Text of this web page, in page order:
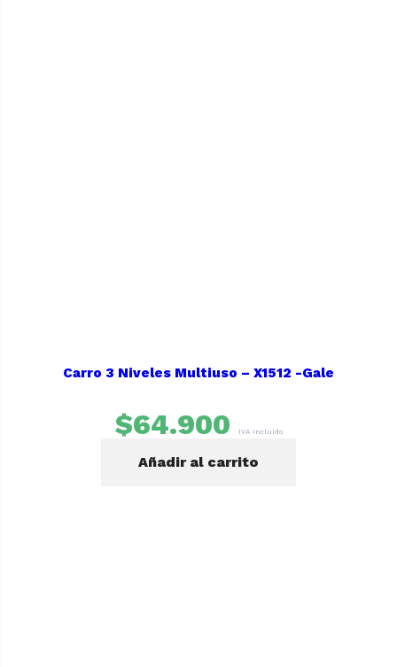
Carro 3 Niveles Multiuso – X1512 -Gale
$64.900 IVA Incluido
Añadir al carrito